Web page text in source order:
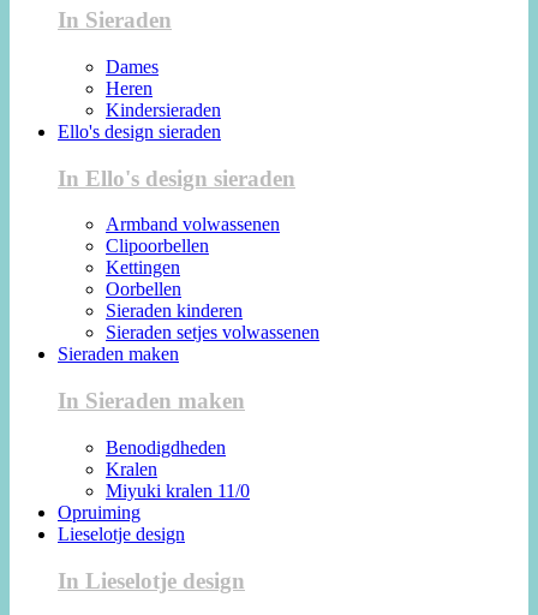
In Sieraden
Dames
Heren
Kindersieraden
Ello's design sieraden
In Ello's design sieraden
Armband volwassenen
Clipoorbellen
Kettingen
Oorbellen
Sieraden kinderen
Sieraden setjes volwassenen
Sieraden maken
In Sieraden maken
Benodigdheden
Kralen
Miyuki kralen 11/0
Opruiming
Lieselotje design
In Lieselotje design